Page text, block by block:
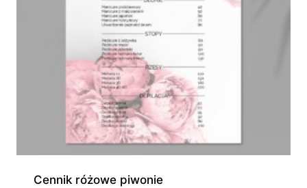
Cennik różowe piwonie